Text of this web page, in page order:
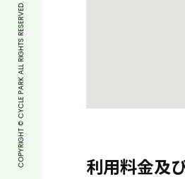
利用料金及
COPYRIGHT © CYCLE PARK ALL RIGHTS RESERVED.